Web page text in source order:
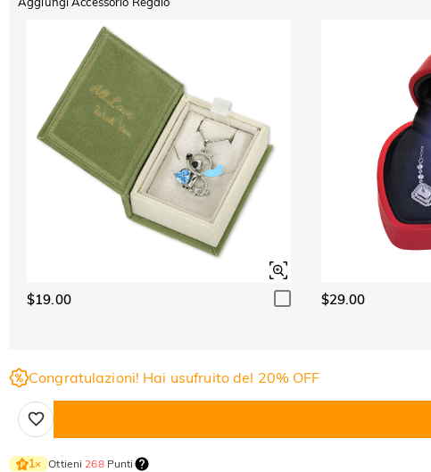
$19.00 $29.00
Congratulazioni! Hai usufruito del 20% OFF
1× Ottieni 268Punti